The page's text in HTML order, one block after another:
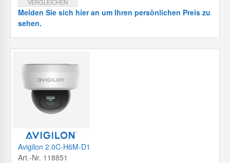
VERGLEICHEN
Melden Sie sich hier an um Ihren persönlichen Preis zu
sehen.
Avigilon 2.0C-H6M-D1
Art.-Nr. 118851